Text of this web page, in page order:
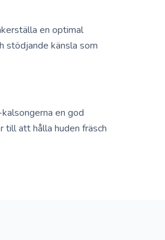
en optimal
stödjande känsla som
en god
till att hålla huden fräsch